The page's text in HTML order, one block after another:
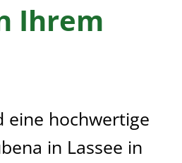
Ihrem
eine hochwertige
in Lassee in